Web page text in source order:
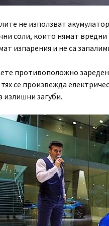
не използват
соли, които нямат
изпарения и не са
противоположно
се произвежда
излишни загуби.